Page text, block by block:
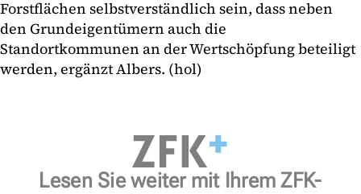
Forstflächen selbstverständlich sein, dass neben
den Grundeigentümern auch die
Standortkommunen an der Wertschöpfung beteiligt
werden, ergänzt Albers. (hol)
Lesen Sie weiter mit Ihrem ZFK-